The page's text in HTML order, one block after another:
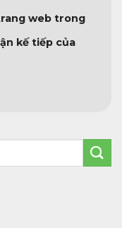
web trong
kế tiếp của